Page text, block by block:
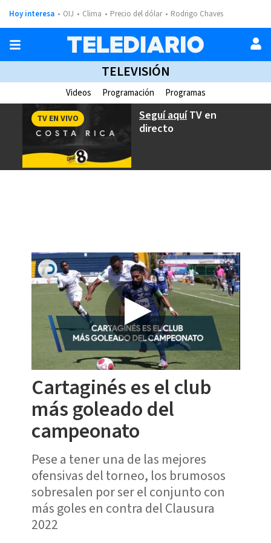
Hoy interesa OIJ Clima Precio del dólar Rodrigo Chaves
TELEVISIÓN
Videos Programación Programas
Seguí aquíTV en
directo
TV EN VIVO
Cartaginés es el club
más goleado del
campeonato
Pese a tener una de las mejores
ofensivas del torneo, los brumosos
sobresalen por ser el conjunto con
más goles en contra del Clausura
2022